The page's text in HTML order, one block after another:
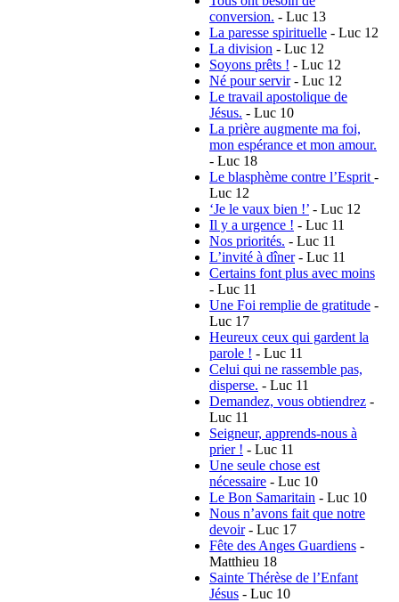
conversion. - Luc 13
La paresse spirituelle - Luc 12
La division - Luc 12
Soyons prêts ! - Luc 12
Né pour servir- Luc 12
Le travail apostolique de
Jésus. - Luc 10
La prière augmente ma foi,
mon espérance et mon amour.
- Luc 18
Le blasphème contre l’Esprit -
Luc 12
‘Je le vaux bien !’ - Luc 12
Il y a urgence ! - Luc 11
Nos priorités. - Luc 11
L’invité à dîner- Luc 11
Certains font plus avec moins
- Luc 11
Une Foi remplie de gratitude -
Luc 17
Heureux ceux qui gardent la
parole ! - Luc 11
Celui qui ne rassemble pas,
disperse. - Luc 11
Demandez, vous obtiendrez -
Luc 11
Seigneur, apprends-nous à
prier ! - Luc 11
Une seule chose est
nécessaire - Luc 10
Le Bon Samaritain - Luc 10
Nous n’avons fait que notre
devoir- Luc 17
Fête des Anges Guardiens -
Matthieu 18
Sainte Thérèse de l’Enfant
Jésus - Luc 10